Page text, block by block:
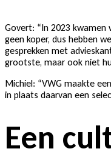
Govert: “In 2023
geen koper, dus hebben
gesprekken met
grootste, maar ook niet
Michiel: “VWG maakte
in plaats daarvan een
Een